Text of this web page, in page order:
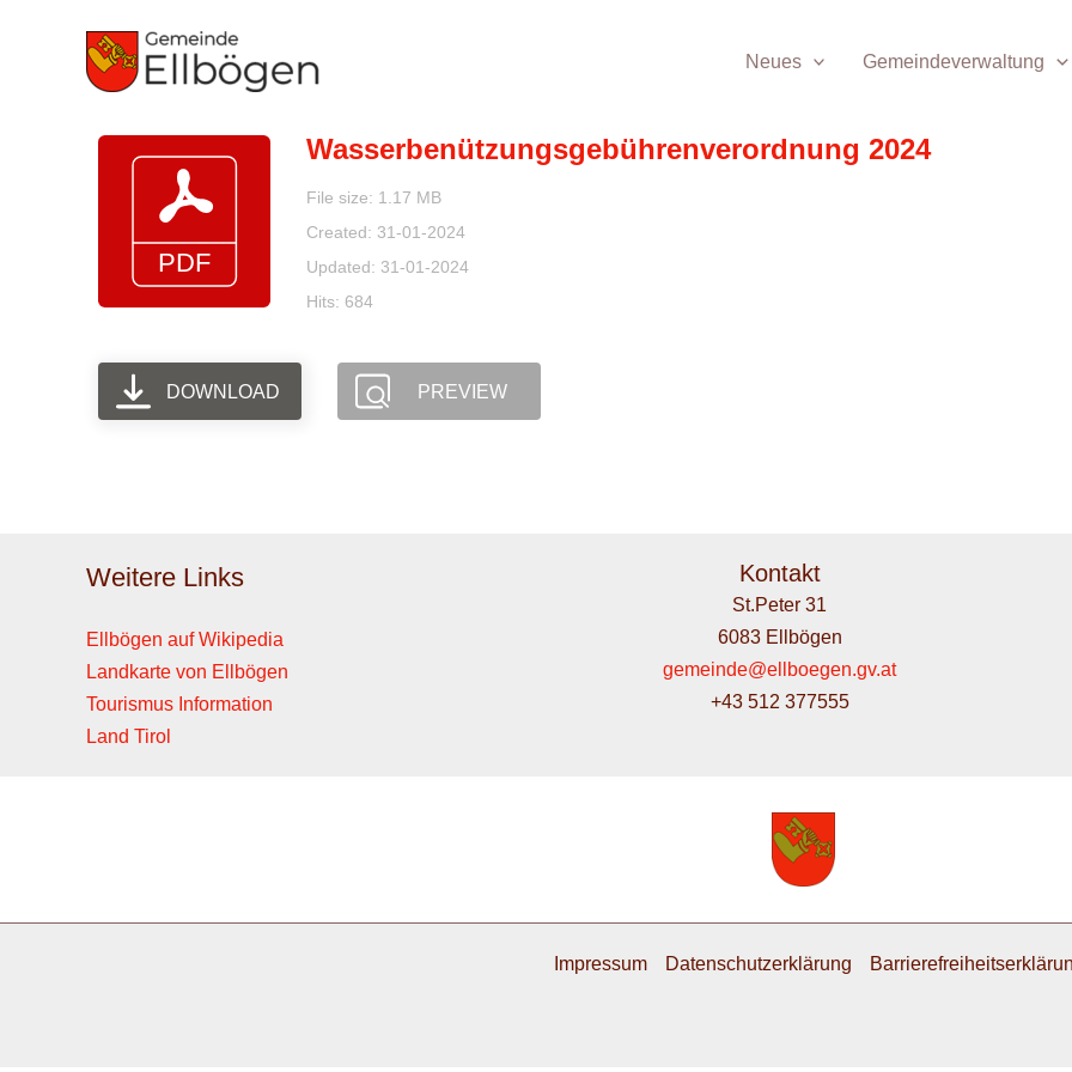
Neues Gemeindeverwaltung
Wasserbenützungsgebührenverordnung 2024
File size: 1.17 MB
Created: 31-01-2024
Updated: 31-01-2024
Hits: 684
DOWNLOAD PREVIEW
Weitere Links
Ellbögen auf Wikipedia
Landkarte von Ellbögen
Tourismus Information
Land Tirol
Kontakt
St.Peter 31
6083 Ellbögen
gemeinde@ellboegen.gv.at
+43 512 377555
Impressum Datenschutzerklärung